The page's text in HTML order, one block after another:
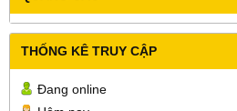
THỐNG KÊ TRUY CẬP
Đang online